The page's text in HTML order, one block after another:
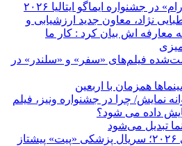
جشنواره ایماگو ایتالیا ۲۰۲۶
نژاد، معاون جدید ارزشیابی و
معارفه اش بیان کرد : کار ما
فیلم‌های «سفر» و «سلندر» در
همزمان با اربعین
نمایش/ چرا در جشنواره ونیز، فیلم
داده می شود؟
تبدیل می‌شود
معرفی نامزدهای امی ۲۰۲۶؛ سریال پزشکی «پیت» پیشتاز